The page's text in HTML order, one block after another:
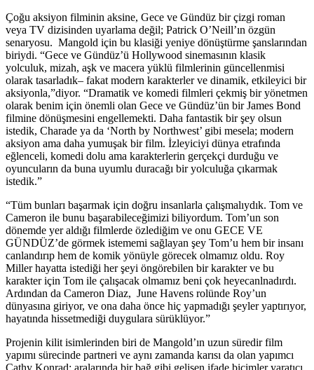
Çoğu aksiyon filminin aksine, Gece ve Gündüz bir çizgi roman
veya TV dizisinden uyarlama değil; Patrick O’Neill’ın özgün
senaryosu. Mangold için bu klasiği yeniye dönüştürme şanslarından
biriydi. “Gece ve Gündüz’ü Hollywood sinemasının klasik
yolculuk, mizah, aşk ve macera yüklü filmlerinin güncellenmisi
olarak tasarladık– fakat modern karakterler ve dinamik, etkileyici bir
aksiyonla,”diyor. “Dramatik ve komedi filmleri çekmiş bir yönetmen
olarak benim için önemli olan Gece ve Gündüz’ün bir James Bond
filmine dönüşmesini engellemekti. Daha fantastik bir şey olsun
istedik, Charade ya da ‘North by Northwest’ gibi mesela; modern
aksiyon ama daha yumuşak bir film. İzleyiciyi dünya etrafında
eğlenceli, komedi dolu ama karakterlerin gerçekçi durduğu ve
oyuncuların da buna uyumlu duracağı bir yolculuğa çıkarmak
istedik.”
“Tüm bunları başarmak için doğru insanlarla çalışmalıydık. Tom ve
Cameron ile bunu başarabileceğimizi biliyordum. Tom’un son
dönemde yer aldığı filmlerde özlediğim ve onu GECE VE
GÜNDÜZ’de görmek istememi sağlayan şey Tom’u hem bir insanı
canlandırıp hem de komik yönüyle görecek olmamız oldu. Roy
Miller hayatta istediği her şeyi öngörebilen bir karakter ve bu
karakter için Tom ile çalışacak olmamız beni çok heyecanlnadırdı.
Ardından da Cameron Diaz, June Havens rolünde Roy’un
dünyasına giriyor, ve ona daha önce hiç yapmadığı şeyler yaptırıyor,
hayatında hissetmediği duygulara sürüklüyor.”
Projenin kilit isimlerinden biri de Mangold’ın uzun süredir film
yapımı sürecinde partneri ve aynı zamanda karısı da olan yapımcı
Cathy Konrad; aralarında bir bağ gibi gelişen ifade biçimler yaratıcı